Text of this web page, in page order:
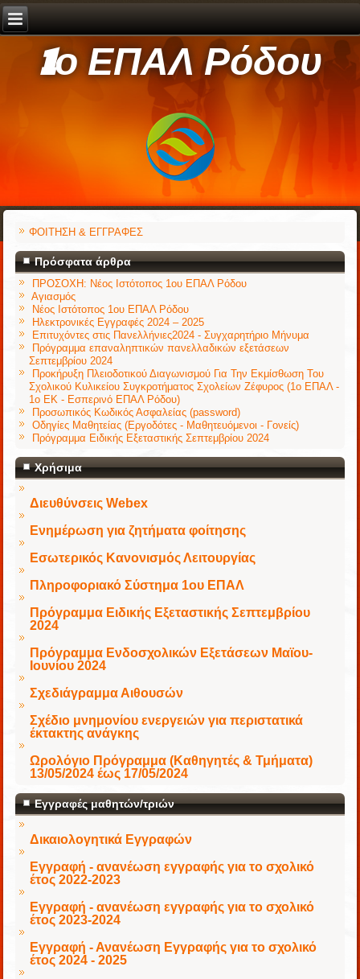
1ο ΕΠΑΛ Ρόδου
ΦΟΙΤΗΣΗ & ΕΓΓΡΑΦΕΣ
Πρόσφατα άρθρα
ΠΡΟΣΟΧΗ: Νέος Ιστότοπος 1ου ΕΠΑΛ Ρόδου
Αγιασμός
Νέος Ιστότοπος 1ου ΕΠΑΛ Ρόδου
Ηλεκτρονικές Εγγραφές 2024 – 2025
Επιτυχόντες στις Πανελλήνιες2024 - Συγχαρητήριο Μήνυμα
Πρόγραμμα επαναληπτικών πανελλαδικών εξετάσεων
Σεπτεμβρίου 2024
Προκήρυξη Πλειοδοτικού Διαγωνισμού Για Την Εκμίσθωση Του
Σχολικού Κυλικείου Συγκροτήματος Σχολείων Ζέφυρος (1ο ΕΠΑΛ -
1ο ΕΚ - Εσπερινό ΕΠΑΛ Ρόδου)
Προσωπικός Κωδικός Ασφαλείας (password)
Οδηγίες Μαθητείας (Εργοδότες - Μαθητευόμενοι - Γονείς)
Πρόγραμμα Ειδικής Εξεταστικής Σεπτεμβρίου 2024
Χρήσιμα
Διευθύνσεις Webex
Ενημέρωση για ζητήματα φοίτησης
Εσωτερικός Κανονισμός Λειτουργίας
Πληροφοριακό Σύστημα 1ου ΕΠΑΛ
Πρόγραμμα Ειδικής Εξεταστικής Σεπτεμβρίου
2024
Πρόγραμμα Ενδοσχολικών Εξετάσεων Μαϊου-
Ιουνίου 2024
Σχεδιάγραμμα Αιθουσών
Σχέδιο μνημονίου ενεργειών για περιστατικά
έκτακτης ανάγκης
Ωρολόγιο Πρόγραμμα (Καθηγητές & Τμήματα)
13/05/2024 έως 17/05/2024
Εγγραφές μαθητών/τριών
Δικαιολογητικά Εγγραφών
Εγγραφή - ανανέωση εγγραφής για το σχολικό
έτος 2022-2023
Εγγραφή - ανανέωση εγγραφής για το σχολικό
έτος 2023-2024
Εγγραφή - Ανανέωση Εγγραφής για το σχολικό
έτος 2024 - 2025